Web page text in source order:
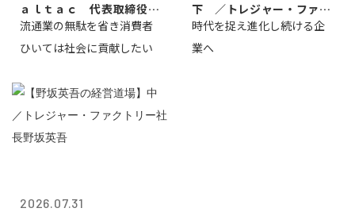
ａｌｔａｃ 代表取締役会
長三木田國夫
流通業の無駄を省き消費者
ひいては社会に貢献したい
下 ／トレジャー・ファク
トリー社長野坂...
時代を捉え進化し続ける企
業へ
2026.07.31